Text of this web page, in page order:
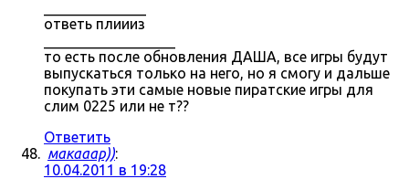
ответь плиииз
то есть после обновления ДАША, все игры будут
выпускаться только на него, но я смогу и дальше
покупать эти самые новые пиратские игры для
слим 0225 или не т??
Ответить
макааар)):
10.04.2011 в 19:28